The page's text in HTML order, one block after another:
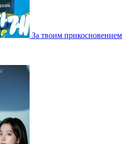
За твоим прикосновением